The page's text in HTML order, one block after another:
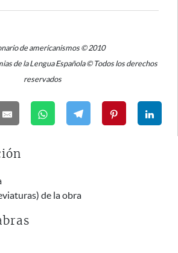
de americanismos © 2010
de la Lengua Española © Todos los derechos
reservados
de la obra